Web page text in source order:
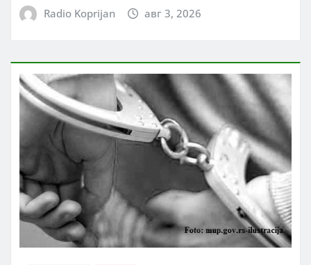
Radio Koprijan авг 3, 2026